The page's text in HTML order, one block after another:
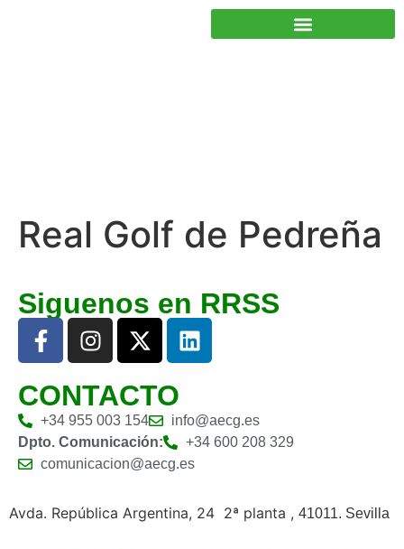
Real Golf de Pedreña
Siguenos en RRSS
CONTACTO
+34 955 003 154
info@aecg.es
Dpto. Comunicación:
+34 600 208 329
comunicacion@aecg.es
Avda. República Argentina, 24 2ª planta , 41011. Sevilla